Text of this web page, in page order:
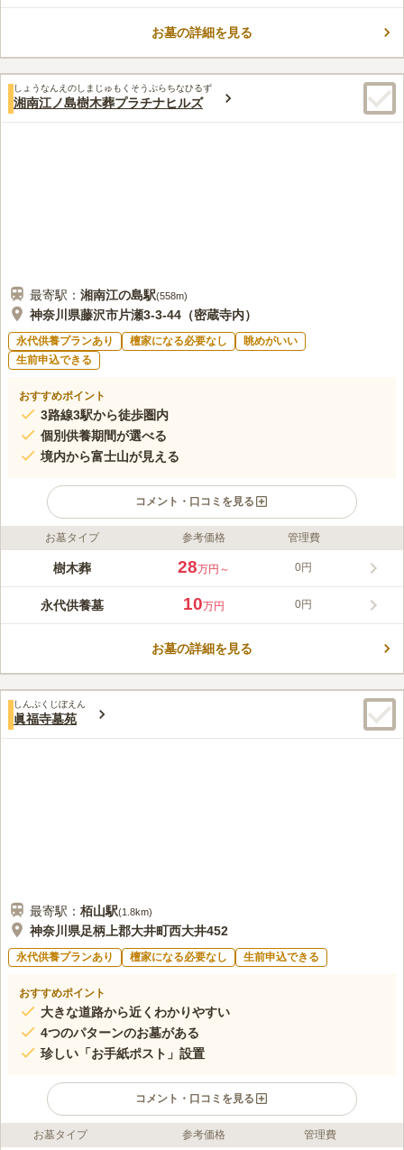
園があるなど、穏やかでのんびりとした環境です。遺骨は30年間
大5年間まで延長することが可能です。
口コミ評価
この霊園はまだ誰からも評価されていません。
お墓の詳細を見る
しょうなんえのしまじゅもくそうぷらちなひるず
湘南江ノ島樹木葬プラチナヒルズ
最寄駅： 湘南江の島駅(558m)
神奈川県藤沢市片瀬3-3-44（密蔵寺内）
永代供養プランあり 檀家になる必要なし
眺めがいい
生前申込できる
おすすめポイント
3路線3駅から徒歩圏内
個別供養期間が選べる
境内から富士山が見える
コメント・口コミを見る
ライフドット編集部のコメント
人気の湘南・江ノ島エリアに新たな樹木葬墓地がオープンしまし
方には特におすすめです。「湘南江ノ島樹木葬プラチナヒルズ」
は密蔵寺「安らぎ霊園」内にある、さまざまなニーズに応える
フラワー樹木葬墓地で、1～4人で利用でき、個別供養年数を選択
この霊園はまだ誰からも評価されていません。
お墓タイプ 参考価格 管理費
樹木葬 28万円～ 0円
永代供養墓 10万円 0円
お墓の詳細を見る
しんぷくじぼえん
眞福寺墓苑
最寄駅： 栢山駅(1.8km)
神奈川県足柄上郡大井町西大井452
永代供養プランあり 檀家になる必要なし 生前申込できる
おすすめポイント
大きな道路から近くわかりやすい
4つのパターンのお墓がある
珍しい「お手紙ポスト」設置
コメント・口コミを見る
ライフドット編集部のコメント
お墓タイプ 参考価格 管理費